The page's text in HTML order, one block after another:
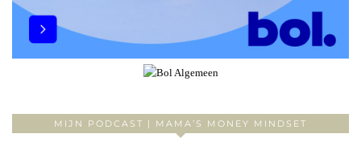
MIJN PODCAST | MAMA’S MONEY MINDSET